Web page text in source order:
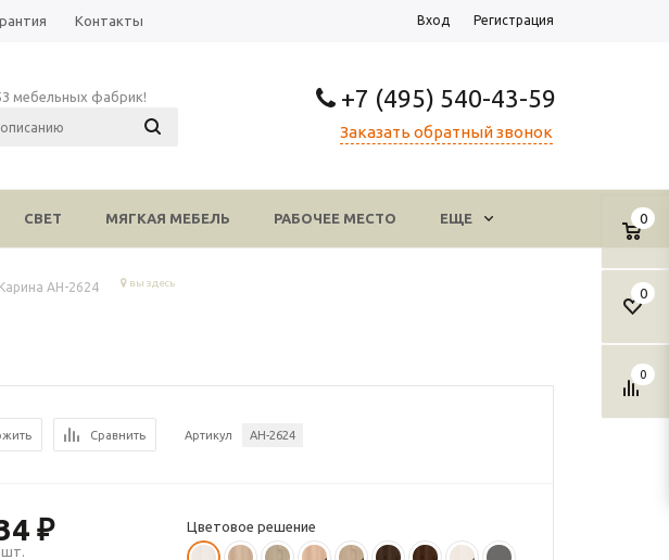
Контакты Вход Регистрация
+7 (495) 540-43-59
Заказать обратный звонок
мебельных фабрик!
0
0
0
СВЕТ МЯГКАЯ МЕБЕЛЬ РАБОЧЕЕ МЕСТО ЕЩЕ
АН-2624 вы здесь
Сравнить Артикул АН-2624
₽
шт.
Цветовое решение